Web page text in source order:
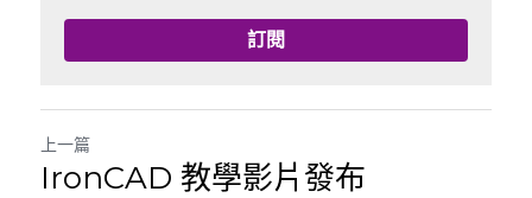
訂閱
上一篇
IronCAD 教學影片發布